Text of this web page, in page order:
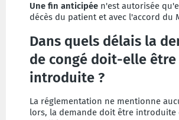
Une fin anticipée n'est autorisée
décès du patient et avec l'accord du
Dans quels délais la
de congé doit-elle être
introduite ?
La réglementation ne mentionne
lors, la demande doit être introduite